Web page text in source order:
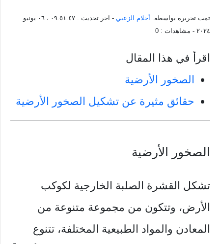
تمت تحريره بواسطة: أحلام الزعبي - اخر تحديث :
٠٩:٥١:٤٧ ، ٠٦ يونيو
٢٠٢٤ - مشاهدات : 0
اقرأ في هذا المقال
الصخور الأرضية
حقائق مثيرة عن تشكيل الصخور الأرضية
الصخور الأرضية
تشكل القشرة الصلبة الخارجية لكوكب
الأرض، وتتكون من مجموعة متنوعة من
المعادن والمواد الطبيعية المختلفة، تتنوع